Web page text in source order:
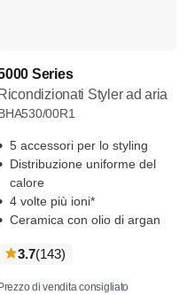
Series
Ricondizionati Styler ad aria
00R1
5 accessori per lo styling
Distribuzione uniforme del
calore
4 volte più ioni*
Ceramica con olio di argan
3.7(143recensioni
)
Prezzo di vendita consigliato